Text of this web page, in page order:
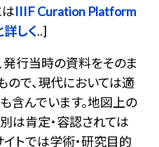
はIIIF Curation Platform
詳しく..]
発行当時の資料をそのま
ので、現代においては適
含んでいます。地図上の
は肯定・容認されては
トでは学術・研究目的